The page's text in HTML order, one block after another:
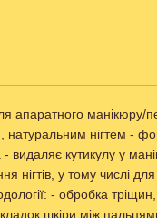
апаратного манікюру/
натуральним нігтем -
видаляє кутикулу у
нігтів, у тому числі
- обробка
шкіри між